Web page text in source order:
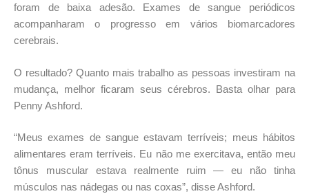
foram de baixa adesão. Exames de sangue periódicos
acompanharam o progresso em vários biomarcadores
cerebrais.
O resultado? Quanto mais trabalho as pessoas investiram na
mudança, melhor ficaram seus cérebros. Basta olhar para
Penny Ashford.
“Meus exames de sangue estavam terríveis; meus hábitos
alimentares eram terríveis. Eu não me exercitava, então meu
tônus muscular estava realmente ruim — eu não tinha
músculos nas nádegas ou nas coxas”, disse Ashford.